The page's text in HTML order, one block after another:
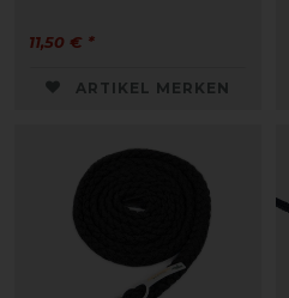
11,50 € *
ARTIKEL MERKEN